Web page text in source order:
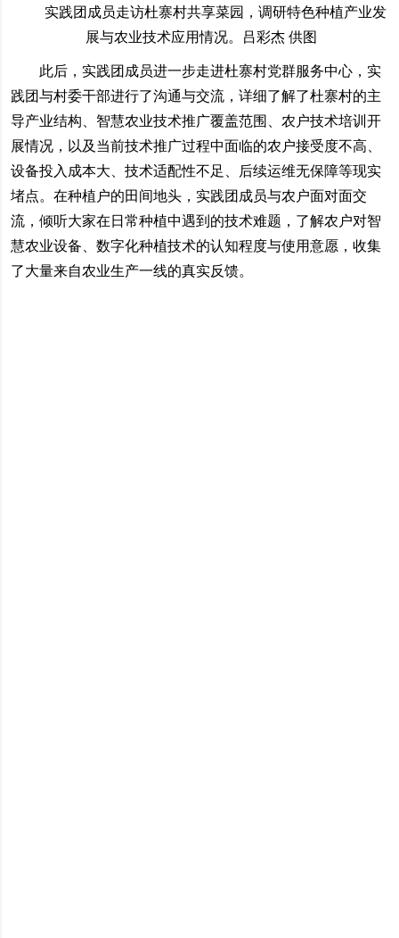
实践团成员走访杜寨村共享菜园，调研特色种植产业发
展与农业技术应用情况。吕彩杰 供图
此后，实践团成员进一步走进杜寨村党群服务中心，实
践团与村委干部进行了沟通与交流，详细了解了杜寨村的主
导产业结构、智慧农业技术推广覆盖范围、农户技术培训开
展情况，以及当前技术推广过程中面临的农户接受度不高、
设备投入成本大、技术适配性不足、后续运维无保障等现实
堵点。在种植户的田间地头，实践团成员与农户面对面交
流，倾听大家在日常种植中遇到的技术难题，了解农户对智
慧农业设备、数字化种植技术的认知程度与使用意愿，收集
了大量来自农业生产一线的真实反馈。